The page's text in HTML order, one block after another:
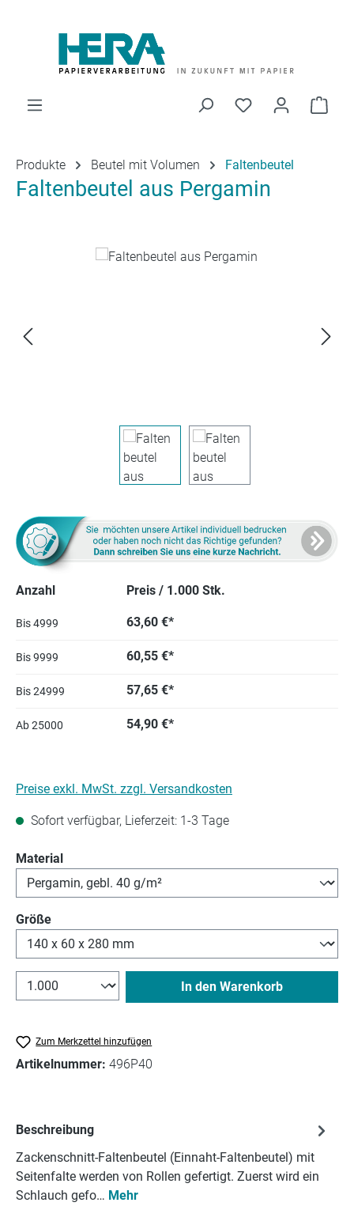
Du hast 0
Produkte Beutel mit Volumen Faltenbeutel
Faltenbeutel aus Pergamin
Bildergalerie überspringen
Anzahl Preis / 1.000 Stk.
Bis4999 63,60 €*
Bis9999 60,55 €*
Bis24999 57,65 €*
Ab25000 54,90 €*
Preise exkl. MwSt. zzgl. Versandkosten
Sofort verfügbar, Lieferzeit: 1-3 Tage
Materialauswählen
Größeauswählen
In den Warenkorb
Zum Merkzettel hinzufügen
Artikelnummer: 496P40
Beschreibung
Zackenschnitt-Faltenbeutel (Einnaht-Faltenbeutel) mit
Seitenfalte werden von Rollen gefertigt. Zuerst wird ein
Schlauch gefo… Mehr